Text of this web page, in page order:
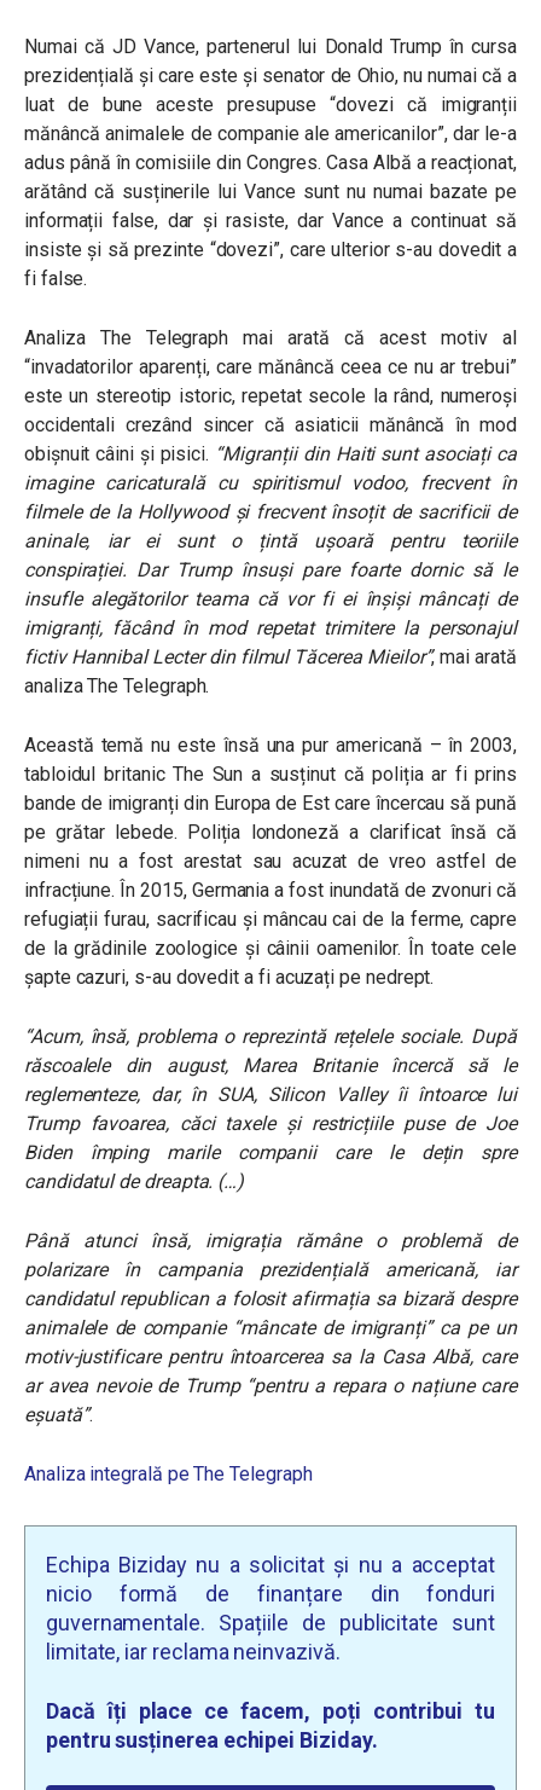
Numai că JD Vance, partenerul lui Donald Trump în cursa
prezidențială și care este și senator de Ohio, nu numai că a
luat de bune aceste presupuse “dovezi că imigranții
mănâncă animalele de companie ale americanilor”, dar le-a
adus până în comisiile din Congres. Casa Albă a reacționat,
arătând că susținerile lui Vance sunt nu numai bazate pe
informații false, dar și rasiste, dar Vance a continuat să
insiste și să prezinte “dovezi”, care ulterior s-au dovedit a
fi false.
Analiza The Telegraph mai arată că acest motiv al
“invadatorilor aparenți, care mănâncă ceea ce nu ar trebui”
este un stereotip istoric, repetat secole la rând, numeroși
occidentali crezând sincer că asiaticii mănâncă în mod
obișnuit câini și pisici. “Migranții din Haiti sunt asociați ca
imagine caricaturală cu spiritismul vodoo, frecvent în
filmele de la Hollywood și frecvent însoțit de sacrificii de
aninale, iar ei sunt o țintă ușoară pentru teoriile
conspirației. Dar Trump însuși pare foarte dornic să le
insufle alegătorilor teama că vor fi ei înșiși mâncați de
imigranți, făcând în mod repetat trimitere la personajul
fictiv Hannibal Lecter din filmul Tăcerea Mieilor”, mai arată
analiza The Telegraph.
Această temă nu este însă una pur americană – în 2003,
tabloidul britanic The Sun a susținut că poliția ar fi prins
bande de imigranți din Europa de Est care încercau să pună
pe grătar lebede. Poliția londoneză a clarificat însă că
nimeni nu a fost arestat sau acuzat de vreo astfel de
infracțiune. În 2015, Germania a fost inundată de zvonuri că
refugiații furau, sacrificau și mâncau cai de la ferme, capre
de la grădinile zoologice și câinii oamenilor. În toate cele
șapte cazuri, s-au dovedit a fi acuzați pe nedrept.
“Acum, însă, problema o reprezintă rețelele sociale. După
răscoalele din august, Marea Britanie încercă să le
reglementeze, dar, în SUA, Silicon Valley îi întoarce lui
Trump favoarea, căci taxele și restricțiile puse de Joe
Biden împing marile companii care le dețin spre
candidatul de dreapta. (…)
Până atunci însă, imigrația rămâne o problemă de
polarizare în campania prezidențială americană, iar
candidatul republican a folosit afirmația sa bizară despre
animalele de companie “mâncate de imigranți” ca pe un
motiv-justificare pentru întoarcerea sa la Casa Albă, care
ar avea nevoie de Trump “pentru a repara o națiune care
eșuată”.
Analiza integrală pe The Telegraph
Echipa Biziday nu a solicitat și nu a acceptat
nicio formă de finanțare din fonduri
guvernamentale. Spațiile de publicitate sunt
limitate, iar reclama neinvazivă.
Dacă îți place ce facem, poți contribui tu
pentru susținerea echipei Biziday.